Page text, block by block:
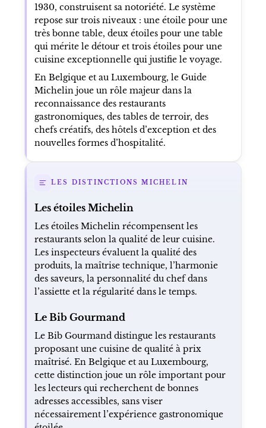
1930, construisent sa notoriété. Le système
repose sur trois niveaux : une étoile pour une
très bonne table, deux étoiles pour une table
qui mérite le détour et trois étoiles pour une
cuisine exceptionnelle qui justifie le voyage.
En Belgique et au Luxembourg, le Guide
Michelin joue un rôle majeur dans la
reconnaissance des restaurants
gastronomiques, des tables de terroir, des
chefs créatifs, des hôtels d’exception et des
nouvelles formes d’hospitalité.
LES DISTINCTIONS MICHELIN
Les étoiles Michelin
Les étoiles Michelin récompensent les
restaurants selon la qualité de leur cuisine.
Les inspecteurs évaluent la qualité des
produits, la maîtrise technique, l’harmonie
des saveurs, la personnalité du chef dans
l’assiette et la régularité dans le temps.
Le Bib Gourmand
Le Bib Gourmand distingue les restaurants
proposant une cuisine de qualité à prix
maîtrisé. En Belgique et au Luxembourg,
cette distinction joue un rôle important pour
les lecteurs qui recherchent de bonnes
adresses accessibles, sans viser
nécessairement l’expérience gastronomique